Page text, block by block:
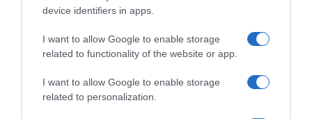
device identifiers in apps.
I want to allow Google to enable storage
related to functionality of the website or app.
I want to allow Google to enable storage
related to personalization.